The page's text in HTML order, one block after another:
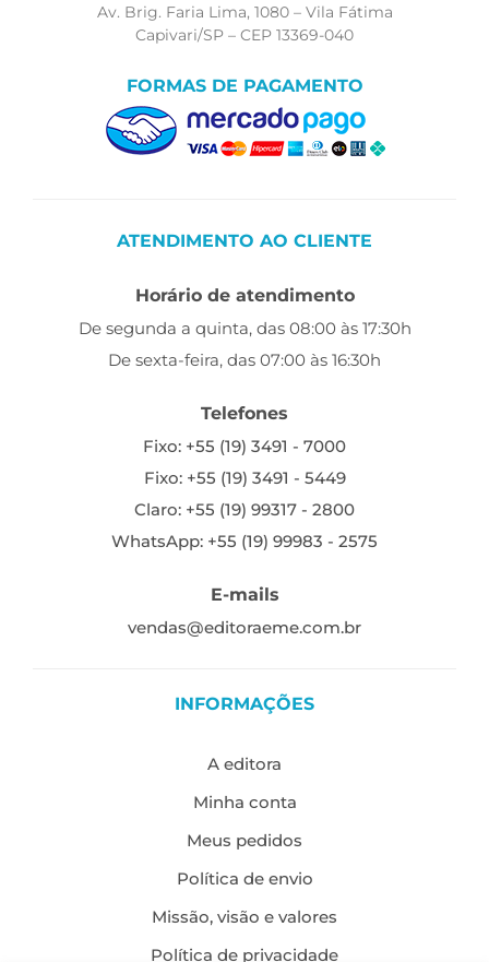
Av. Brig. Faria Lima, 1080 – Vila Fátima
Capivari/SP – CEP 13369-040
FORMAS DE PAGAMENTO
ATENDIMENTO AO CLIENTE
Horário de atendimento
De segunda a quinta, das 08:00 às 17:30h
De sexta-feira, das 07:00 às 16:30h
Telefones
Fixo: +55 (19) 3491 - 7000
Fixo: +55 (19) 3491 - 5449
Claro: +55 (19) 99317 - 2800
WhatsApp: +55 (19) 99983 - 2575
E-mails
vendas@editoraeme.com.br
INFORMAÇÕES
A editora
Minha conta
Meus pedidos
Política de envio
Missão, visão e valores
Política de privacidade